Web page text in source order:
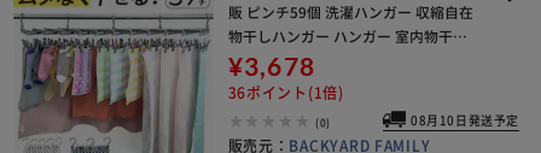
販 ピンチ59個 洗濯ハンガー 収縮自在
物干しハンガー ハンガー 室内物干し
部屋干し 洗濯物干し ランドリーハン
ガー 省スペース コンパクト 靴下 下着
¥3,678
36ポイント(1倍)
(0) 08月10日発送予定
販売元： BACKYARD FAMILY